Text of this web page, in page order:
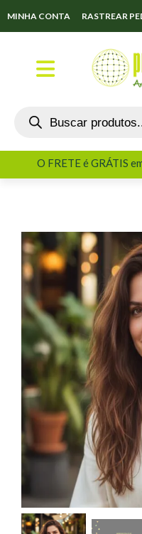
MINHA CONTA RASTREAR
O FRETE é GRÁTIS
O FRETE é GRÁTIS